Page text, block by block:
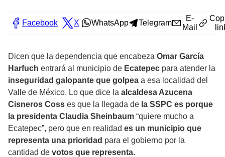
Facebook X WhatsApp Telegram
E-
Mail
Dicen que la dependencia que encabeza Omar García
Harfuch entrará al municipio de Ecatepec para atender la
inseguridad galopante que golpea a esa localidad del
Valle de México. Lo que dice la alcaldesa Azucena
Cisneros Coss es que la llegada de la SSPC es porque
la presidenta Claudia Sheinbaum “quiere mucho a
Ecatepec”, pero que en realidad es un municipio que
representa una prioridad para el gobierno por la
cantidad de votos que representa.